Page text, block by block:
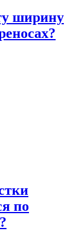
ширину
по